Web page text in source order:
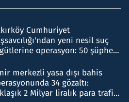
Cumhuriyet
yeni nesil suç
operasyon: 50 şüpheli
merkezli yasa dışı bahis
34 gözaltı:
2 Milyar liralık para trafiği